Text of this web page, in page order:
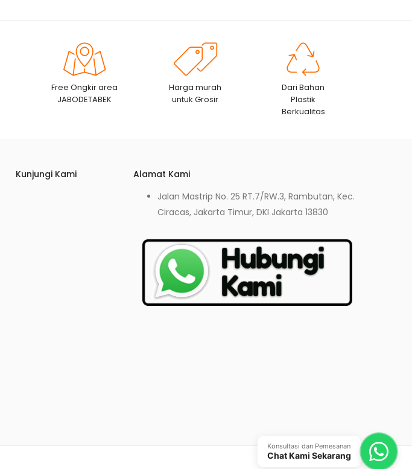
Free Ongkir area
JABODETABEK
Harga murah
untuk Grosir
Dari Bahan
Plastik
Berkualitas
Kunjungi Kami
Alamat Kami
Jalan Mastrip No. 25 RT.7/RW.3, Rambutan, Kec.
Ciracas, Jakarta Timur, DKI Jakarta 13830
Konsultasi dan Pemesanan
Chat Kami Sekarang